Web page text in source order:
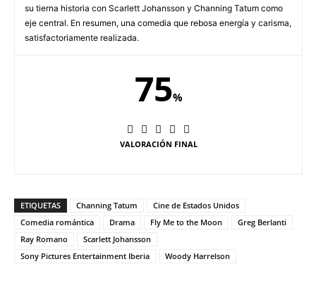
su tierna historia con Scarlett Johansson y Channing Tatum como
eje central. En resumen, una comedia que rebosa energía y carisma,
satisfactoriamente realizada.
75%
VALORACIÓN FINAL
ETIQUETAS Channing Tatum
Cine de Estados Unidos
Comedia romántica
Drama Fly Me to the Moon
Greg Berlanti
Ray Romano
Scarlett Johansson
Sony Pictures Entertainment Iberia
Woody Harrelson